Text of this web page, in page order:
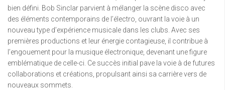
bien défini. Bob Sinclar parvient à mélanger la scène disco avec
des éléments contemporains de l’électro, ouvrant la voie à un
nouveau type d’expérience musicale dans les clubs. Avec ses
premières productions et leur énergie contagieuse, il contribue à
l’engouement pour la musique électronique, devenant une figure
emblématique de celle-ci. Ce succès initial pave la voie à de futures
collaborations et créations, propulsant ainsi sa carrière vers de
nouveaux sommets.